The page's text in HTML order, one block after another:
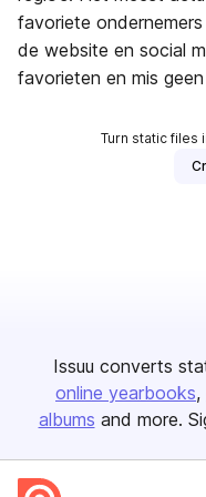
favoriete
de website en social
favorieten en mis
Turn static files
Issuu converts
online yearbooks
albums and more.